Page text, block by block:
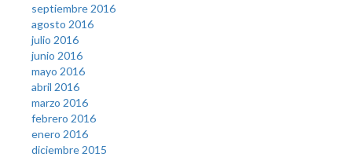
septiembre 2016
agosto 2016
julio 2016
junio 2016
mayo 2016
abril 2016
marzo 2016
febrero 2016
enero 2016
diciembre 2015